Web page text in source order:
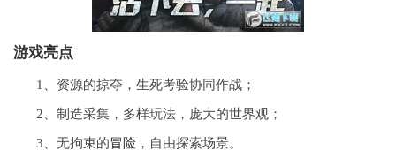
游戏亮点
1、资源的掠夺，生死考验协同作战；
2、制造采集，多样玩法，庞大的世界观；
3、无拘束的冒险 ，自由探索场景。